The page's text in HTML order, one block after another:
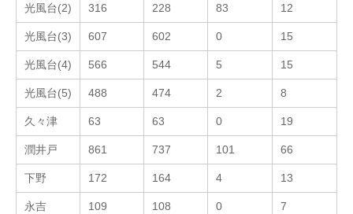
光風台(2) 316 228 83 12
光風台(3) 607 602 0 15
光風台(4) 566 544 5 15
光風台(5) 488 474 2 8
久々津 63 63 0 19
潤井戸 861 737 101 66
下野 172 164 4 13
永吉 109 108 0 7